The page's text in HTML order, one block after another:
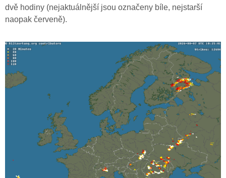
dvě hodiny (nejaktuálnější jsou označeny bíle, nejstarší
naopak červeně).